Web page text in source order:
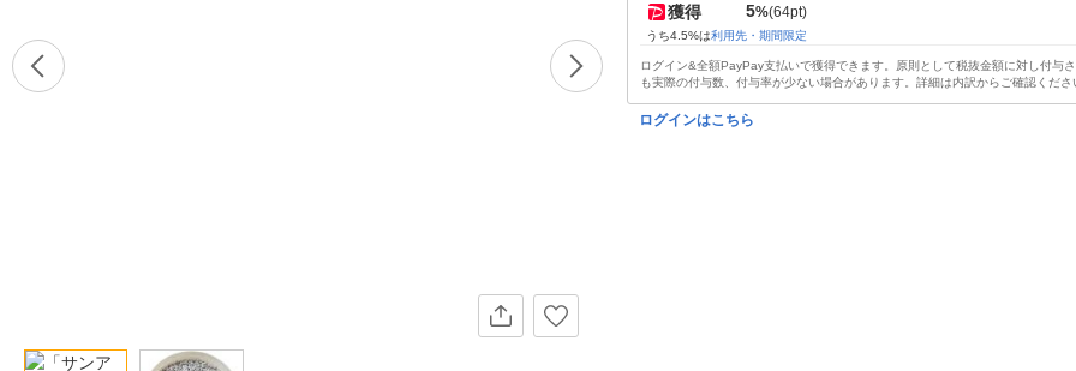
獲得 5%(64pt)
うち4.5%は利用先・期間限定
ログイン&全額PayPay支払いで獲得できます。原則として税抜金額に対し付与
も実際の付与数、付与率が少ない場合があります。詳細は内訳からご確認くださ
ログインはこちら